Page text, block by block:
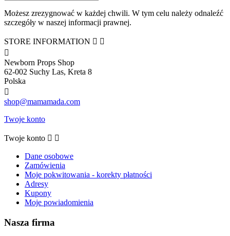
Możesz zrezygnować w każdej chwili. W tym celu należy odnaleźć
szczegóły w naszej informacji prawnej.
STORE INFORMATION  

Newborn Props Shop
62-002 Suchy Las, Kreta 8
Polska

shop@mamamada.com
Twoje konto
Twoje konto  
Dane osobowe
Zamówienia
Moje pokwitowania - korekty płatności
Adresy
Kupony
Moje powiadomienia
Nasza firma